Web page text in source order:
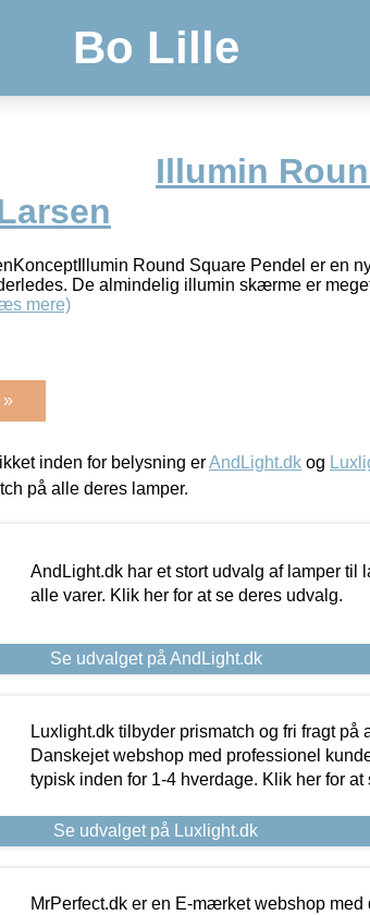
Bo Lille
Illumin
Round Square Pendel er en
De almindelig illumin skærme er
mere)
»
inden for belysning erAndLight.dk og
på alle deres lamper.
AndLight.dk har et stort udvalg af lamper til
alle varer. Klik her for at se deres udvalg.
Se udvalget på AndLight.dk
Luxlight.dk tilbyder prismatch og fri fragt på
Danskejet webshop med professionel
typisk inden for 1-4 hverdage. Klik her for at
Se udvalget på Luxlight.dk
MrPerfect.dk er en E-mærket webshop med